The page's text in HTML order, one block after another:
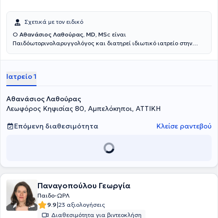
Σχετικά με τον ειδικό
Ο Αθανάσιος Λαθούρας, MD, MSc είναι
Παιδόωτορινολαρυγγολόγος και διατηρεί ιδιωτικό ιατρείο στην
Comenius University και απόφοιτος του Μεταπτυχιακού
Εθνικού και Καποδιστριακού Πανεπιστημίου Αθηνών (Ε.Κ.Π.Α).
Ολοκλήρωσε την Ειδικότητα Ωτορινολαρυγγολογίας-Χειρουργικής
Κεφαλής και Τραχήλου στην Ά Ωτορινολαρυγγολογική Κλινική του
Εθνικού και Καποδιστριακού Πανεπιστημίου Αθηνών (Ε.Κ.Π.Α) στο
Γ.Ν.Α. "Ιπποκράτειο". Τέλος, είναι συνεργάτης της Α'
Ωτορινολαρυγγολογικής Κλινικής της Γενικής Κλινικής "Μητέρα".
Ιατρείο 1
Αθανάσιος Λαθούρας
Λεωφόρος Κηφισίας 80, Αμπελόκηποι, ΑΤΤΙΚΗ
Επόμενη διαθεσιμότητα
Κλείσε ραντεβού
Παναγοπούλου Γεωργία
Παιδο-ΩΡΛ
9.9|23 αξιολογήσεις
Διαθεσιμότητα για βιντεοκλήση